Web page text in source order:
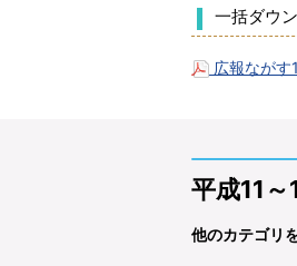
一括ダウ
広報ながす
平成11
他のカテゴリ